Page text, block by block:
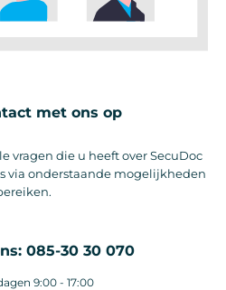
met ons op
vragen die u heeft over SecuDoc
via onderstaande mogelijkheden
085-30 30 070
9:00 - 17:00